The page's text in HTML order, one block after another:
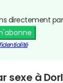
directement
sexe à